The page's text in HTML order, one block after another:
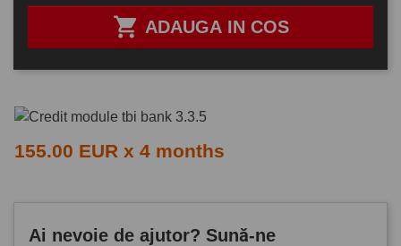
 ADAUGA IN COS
155.00 EUR x 4 months
Ai nevoie de ajutor? Sună-ne